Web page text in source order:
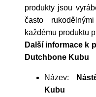
produkty jsou
často
každému produktu
Další informace k
Dutchbone Kubu
Název:
Kubu